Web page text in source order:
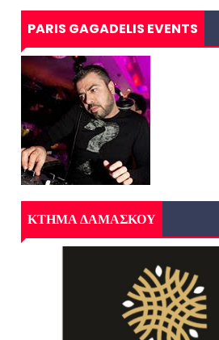
PARIS GAGADELIS EVENTS
ΚΤΗΜΑ ΔΑΜΑΣΚΟΥ